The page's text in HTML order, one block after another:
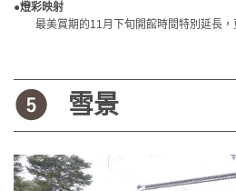
●燈彩映射
最美賞期的11月下旬開館時間特別延長，
雪景